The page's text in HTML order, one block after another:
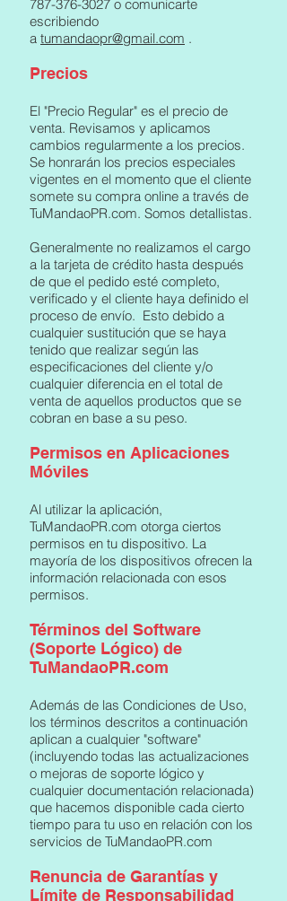
787-376-3027 o comunicarte
escribiendo
a tumandaopr@gmail.com .
Precios
El "Precio Regular" es el precio de
venta. Revisamos y aplicamos
cambios regularmente a los precios.
Se honrarán los precios especiales
vigentes en el momento que el cliente
somete su compra online a través de
TuMandaoPR.com. Somos detallistas.
Generalmente no realizamos el cargo
a la tarjeta de crédito hasta después
de que el pedido esté completo,
verificado y el cliente haya definido el
proceso de envío. Esto debido a
cualquier sustitución que se haya
tenido que realizar según las
especificaciones del cliente y/o
cualquier diferencia en el total de
venta de aquellos productos que se
cobran en base a su peso.
Permisos en Aplicaciones
Móviles
Al utilizar la aplicación,
TuMandaoPR.com otorga ciertos
permisos en tu dispositivo. La
mayoría de los dispositivos ofrecen la
información relacionada con esos
permisos.
Términos del Software
(Soporte Lógico) de
TuMandaoPR.com
Además de las Condiciones de Uso,
los términos descritos a continuación
aplican a cualquier "software"
(incluyendo todas las actualizaciones
o mejoras de soporte lógico y
cualquier documentación relacionada)
que hacemos disponible cada cierto
tiempo para tu uso en relación con los
servicios de TuMandaoPR.com
Renuncia de Garantías y
Límite de Responsabilidad